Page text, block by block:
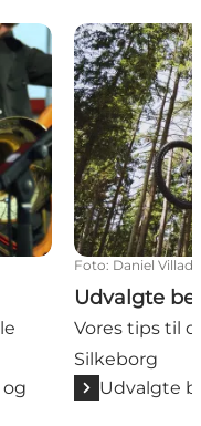
Udvalgte
Foto: Daniel
Udvalgte
Vores tips til
Silkeborg
Udvalgte